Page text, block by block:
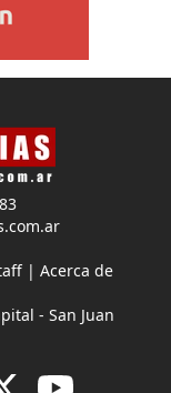
|Acerca de
- San Juan